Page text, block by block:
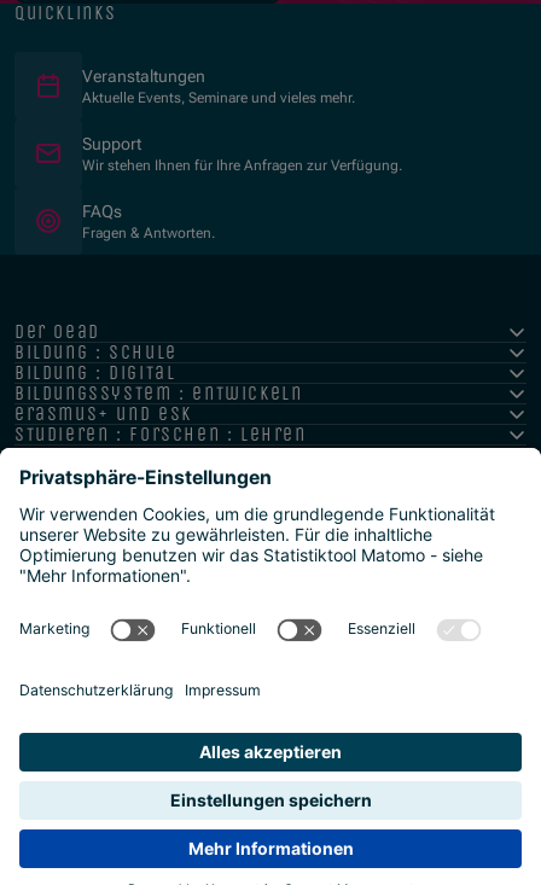
quicklinks
Veranstaltungen
Aktuelle Events, Seminare und vieles mehr.
Support
Wir stehen Ihnen für Ihre Anfragen zur Verfügung.
FAQs
Fragen & Antworten.
der oead
bildung : schule
bildung : digital
bildungssystem : entwickeln
erasmus+ und esk
studieren : forschen : lehren
hochschule : strategie : international
2026 | Agentur für Bildung und Internationalisierung
Datenschutz
Sitemap